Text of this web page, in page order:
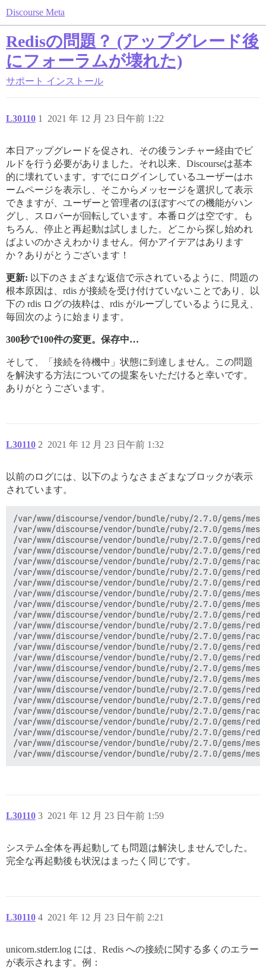
Discourse Meta
Redisの問題？ (アップグレード後
にフォーラムが壊れた)
サポート インストール
L30110 2021 年 12 月 23 日午前 1:22
1
本日アップグレードを促され、その後ランチャー経由でビ
ルドを行う必要がありました。それ以来、Discourseは基本
的に壊れています。すでにログインしているユーザーはホ
ームページを表示し、そこからメッセージを選択して表示
できますが、ユーザーと管理者のほぼすべての機能がハン
グし、スロバーが回転しています。本番ログは空です。も
ちろん、停止と再起動は試しました。どこから探し始めれ
ばよいのかさえわかりません。何かアイデアはあります
か？ありがとうございます！
更新: 以下のさまざまな返信で示されているように、問題の
根本原因は、rdis が接続を受け付けていないことであり、以
下の rdis ログの抜粋は、rdis がループしているように見え、
毎回次のように始まります。
300秒で100件の変更。保存中…
そして、「接続を待機中」状態に到達しません。この問題
を解決する方法についての提案をいただけると幸いです。
ありがとうございます。
L30110 2021 年 12 月 23 日午前 1:32
2
以前のログには、以下のようなさまざまなブロックが表示
されています。
/var/www/discourse/vendor/bundle/ruby/2.7.0/gems/
/var/www/discourse/vendor/bundle/ruby/2.7.0/gems/
/var/www/discourse/vendor/bundle/ruby/2.7.0/
/var/www/discourse/vendor/bundle/ruby/2.7.0/
/var/www/discourse/vendor/bundle/ruby/2.7.0/
/var/www/discourse/vendor/bundle/ruby/2.7.0/
/var/www/discourse/vendor/bundle/ruby/2.7.0/
/var/www/discourse/vendor/bundle/ruby/2.7.0/gems/
/var/www/discourse/vendor/bundle/ruby/2.7.0/gems/
/var/www/discourse/vendor/bundle/ruby/2.7.0/
/var/www/discourse/vendor/bundle/ruby/2.7.0/
/var/www/discourse/vendor/bundle/ruby/2.7.0/
/var/www/discourse/vendor/bundle/ruby/2.7.0/
/var/www/discourse/vendor/bundle/ruby/2.7.0/
/var/www/discourse/vendor/bundle/ruby/2.7.0/gems/
/var/www/discourse/vendor/bundle/ruby/2.7.0/gems/
/var/www/discourse/vendor/bundle/ruby/2.7.0/
/var/www/discourse/vendor/bundle/ruby/2.7.0/
/var/www/discourse/vendor/bundle/ruby/2.7.0/
/var/www/discourse/vendor/bundle/ruby/2.7.0/
/var/www/discourse/vendor/bundle/ruby/2.7.0/
/var/www/discourse/vendor/bundle/ruby/2.7.0/gems/
L30110 2021 年 12 月 23 日午前 1:59
3
システム全体を再起動しても問題は解決しませんでした。
完全な再起動後も状況はまったく同じです。
L30110 2021 年 12 月 23 日午前 2:21
4
unicorn.stderr.log には、Redis への接続に関する多くのエラー
が表示されます。例：